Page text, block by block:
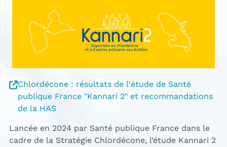
Chlordécone : résultats de l'étude de Santé
publique France "Kannari 2" et recommandations
de la HAS
Lancée en 2024 par Santé publique France dans le
cadre de la Stratégie Chlordécone, l’étude Kannari 2